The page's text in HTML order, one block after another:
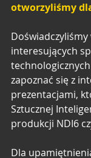
otworzyliśmy
Doświadczyliśmy
interesujących
zapoznać się z
prezentacjami,
Sztucznej
produkcji NDI6
Dla